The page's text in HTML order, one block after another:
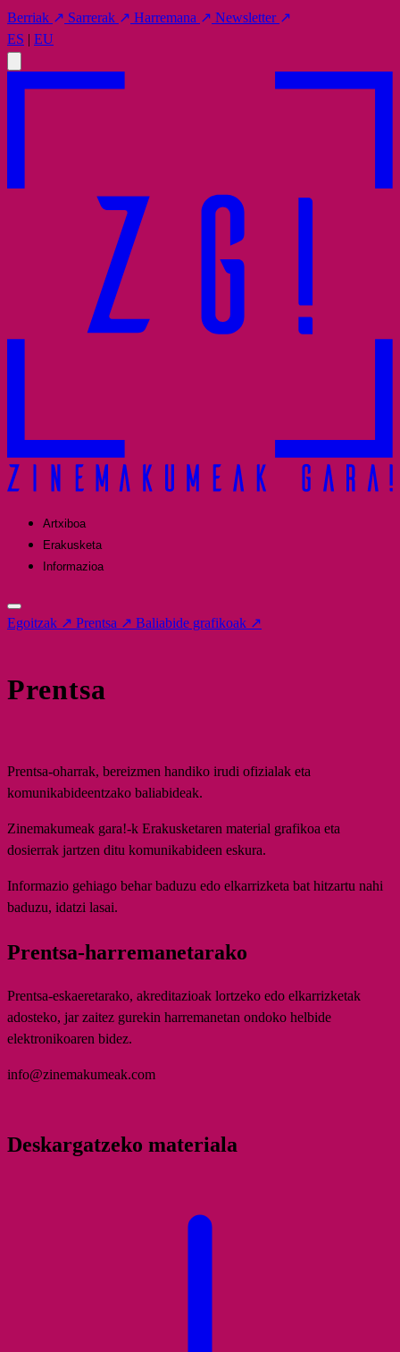
Berriak ↗ Sarrerak ↗ Harremana ↗ Newsletter ↗
ES | EU
Artxiboa
Erakusketa
Informazioa
Egoitzak ↗ Prentsa ↗ Baliabide grafikoak ↗
Prentsa
Prentsa-oharrak, bereizmen handiko irudi ofizialak eta
komunikabideentzako baliabideak.
Zinemakumeak gara!-k Erakusketaren material grafikoa eta
dosierrak jartzen ditu komunikabideen eskura.
Informazio gehiago behar baduzu edo elkarrizketa bat hitzartu nahi
baduzu, idatzi lasai.
Prentsa-harremanetarako
Prentsa-eskaeretarako, akreditazioak lortzeko edo elkarrizketak
adosteko, jar zaitez gurekin harremanetan ondoko helbide
elektronikoaren bidez.
info@zinemakumeak.com
Deskargatzeko materiala